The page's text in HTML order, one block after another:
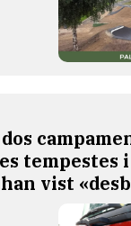
tempestes
vist